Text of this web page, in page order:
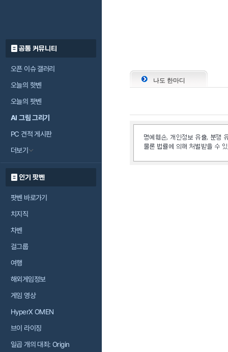
공통 커뮤니티
오픈 이슈 갤러리
오늘의 핫벤
오늘의 팟벤
AI 그림 그리기
PC 견적 게시판
더보기
인기 팟벤
팟벤 바로가기
치지직
차벤
걸그룹
여행
해외게임정보
게임 영상
HyperX OMEN
브이 라이징
일곱 개의 대죄: Origin
나도 한마디